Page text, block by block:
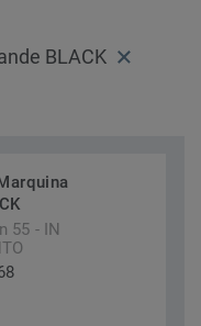
BLACK
55 - IN